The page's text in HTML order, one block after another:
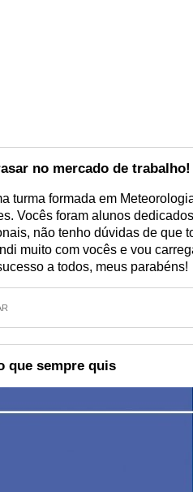
no mercado de trabalho!
turma formada em
Vocês foram alunos
não tenho dúvidas de que
muito com vocês e vou
a todos, meus parabéns!
que sempre quis